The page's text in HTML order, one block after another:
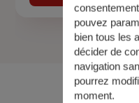
pouvez
bien tous les
décider de
navigation
pourrez
moment.